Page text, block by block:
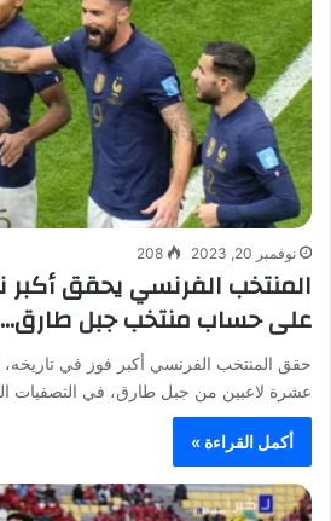
نوفمبر 20, 2023 208
المنتخب الفرنسي يحقق أكبر
على حساب منتخب جبل طارق…
عشرة لاعبين من جبل طارق، في التصفيات
أكمل القراءة »